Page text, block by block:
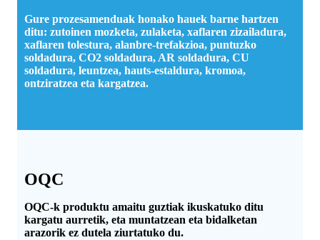
Gure prozesamenduak honako hauek barne hartzen
ditu: zutoinen mozketa, zulaketa, xaflaren zizailadura,
xaflaren tolestura, alanbre-trefakzioa, puntuzko
soldadura, CO2 soldadura, AR soldadura, CU
soldadura, leuntzea, hauts-estaldura, kromoa,
ontziratzea eta kargatzea.
OQC
OQC-k produktu amaitu guztiak ikuskatuko ditu
kargatu aurretik, eta muntatzean eta bidalketan
arazorik ez dutela ziurtatuko du.